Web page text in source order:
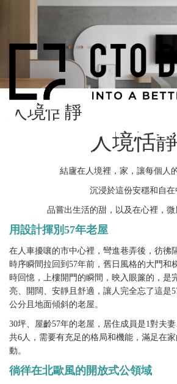
人境恬靜
人境恬靜
結廬在人境裡，家，讓每個人
沉浸於這份安穩和自在
品嘗出生活的甜，以及在心裡，
用設計揮別57年老屋
在人車擾嚷的市中心裡，彎進巷弄後，彷彿
時序瞬間拉回到57年前，舊日風格的大門和
時回憶，上樓開門的瞬間，映入眼簾的，是
亮、開闊、安靜且舒適，讓人完全忘了這是
公分且地面傾斜的老屋。
30坪、屋齡57年的老屋，居住成員是1對夫
共6人，需要有充足的格局和機能，滿足在
動。
徜徉在北歐風的開放式公領域